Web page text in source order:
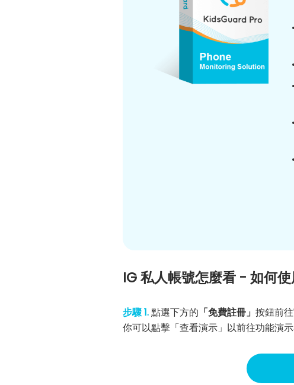
IG 私人帳號怎麼看 - 如何
步驟 1.點選下方的 「免費註冊」 按鈕前
你可以點擊「查看演示」以前往功能演